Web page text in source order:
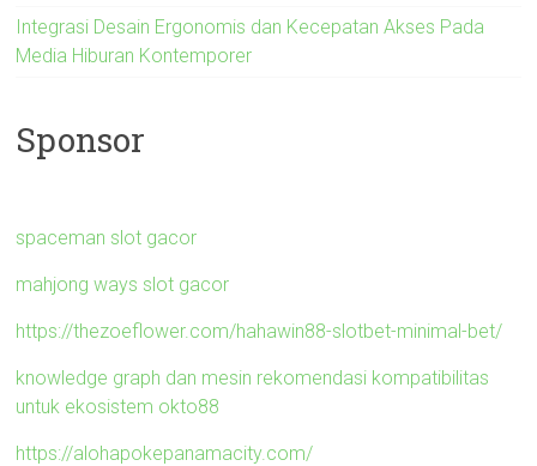
Integrasi Desain Ergonomis dan Kecepatan Akses Pada
Media Hiburan Kontemporer
Sponsor
spaceman slot gacor
mahjong ways slot gacor
https://thezoeflower.com/hahawin88-slotbet-minimal-bet/
knowledge graph dan mesin rekomendasi kompatibilitas
untuk ekosistem okto88
https://alohapokepanamacity.com/